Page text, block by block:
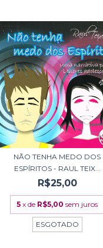
NÃO TENHA MEDO DOS
ESPÍRITOS - RAUL TEIX...
R$25,00
5 x de R$5,00 sem juros
ESGOTADO